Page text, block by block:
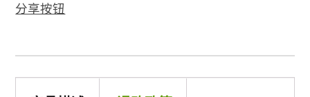
环球
亞洲
分享按钮